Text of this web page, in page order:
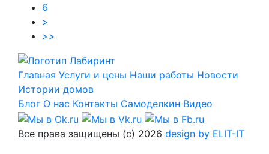
6
>
>>
Главная Услуги и цены Наши работы Новости
Истории домов
Блог О нас Контакты Самоделкин Видео
Все права защищены (с) 2026 design by ELIT-IT